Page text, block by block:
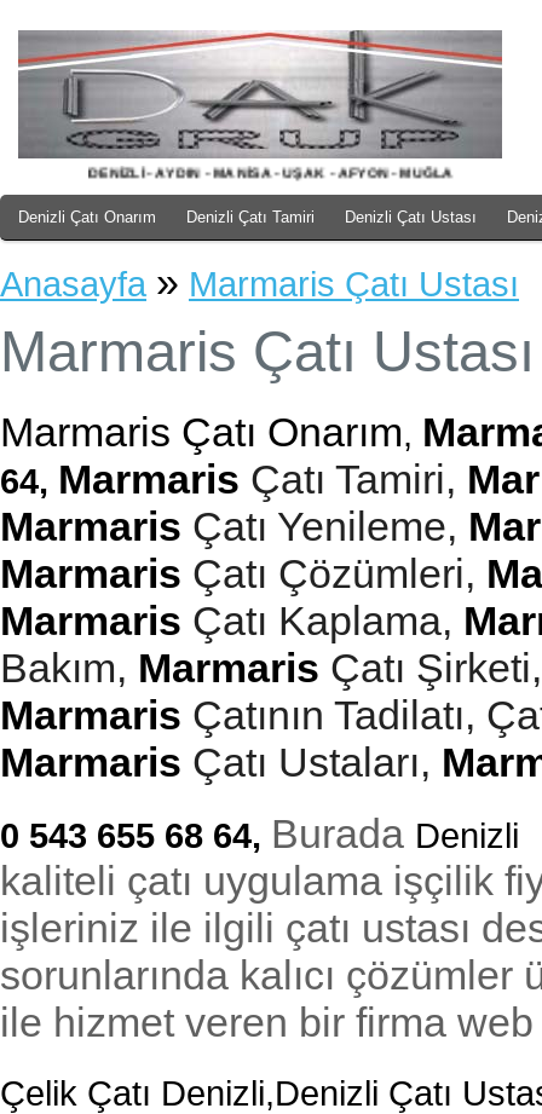
DENİZLİ - AYDIN - MANİSA - UŞAK - AFYON - MUĞLA
Denizli Çatı Onarım Denizli Çatı Tamiri Denizli Çatı Ustası
Anasayfa » Marmaris Çatı Ustası
Marmaris Çatı Ustası
Marmaris Çatı Onarım,
64, Marmaris Çatı Tamiri,
Marmaris Çatı Yenileme,
Marmaris Çatı Çözümleri,
Marmaris Çatı Kaplama,
Bakım, Marmaris
Marmaris
Marmaris Çatı Ustaları,
0 543 655 68 64, Burada Denizli
kaliteli çatı uygulama işçilik
işleriniz ile ilgili çatı ustası
sorunlarında kalıcı
ile hizmet veren bir firma
Çelik Çatı Denizli,Denizli Çatı